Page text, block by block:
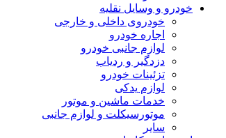
خودرو و وسایل نقلیه
خودروی داخلی و خارجی
اجاره خودرو
لوازم جانبی خودرو
دزدگیر و ردیاب
تزئینات خودرو
لوازم یدکی
خدمات ماشین و موتور
موتورسیکلت و لوازم جانبی
سایر